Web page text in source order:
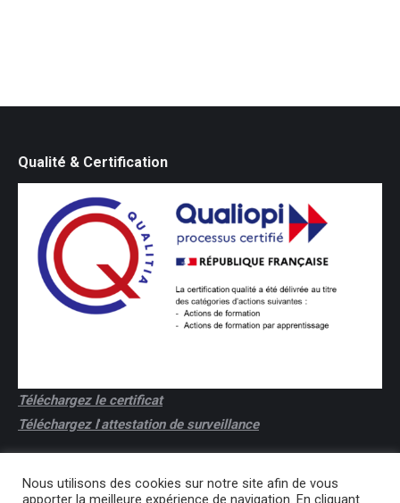
Qualité & Certification
Téléchargez le certificat
Téléchargez l'attestation de surveillance
Nous utilisons des cookies sur notre site afin de vous
apporter la meilleure expérience de navigation. En cliquant